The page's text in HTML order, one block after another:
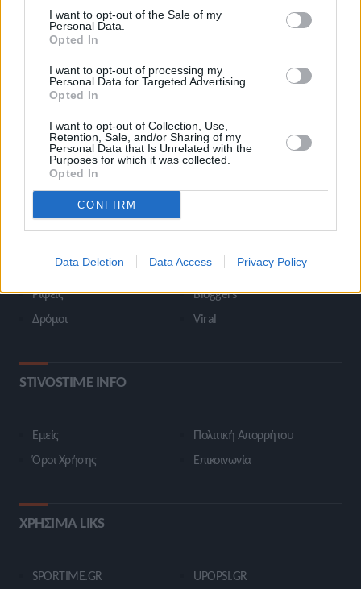
I want to opt-out of the Sale of my
Personal Data.
Opted In
I want to opt-out of processing my
Personal Data for Targeted Advertising.
Opted In
I want to opt-out of Collection, Use,
Retention, Sale, and/or Sharing of my
Personal Data that Is Unrelated with the
Purposes for which it was collected.
Opted In
CONFIRM
Data Deletion Data Access Privacy Policy
Τηλέφωνο επικοινωνίας:
(+30) 697 203 3766 / (+30) 210 68 71
info[at]stivostime.gr
marketing[at]stivostime.gr
ΚΑΤΗΓΟΡΙΕΣ
Άλματα
Ρίψεις
Δρόμοι
Δέκαθλο
Bloggers
Viral
STIVOSTIME INFO
Εμείς
Όροι Χρήσης
Πολιτική Απορρήτου
Επικοινωνία
ΧΡΗΣΙΜΑ LIKS
SPORTIME.GR
UPOPSI.GR